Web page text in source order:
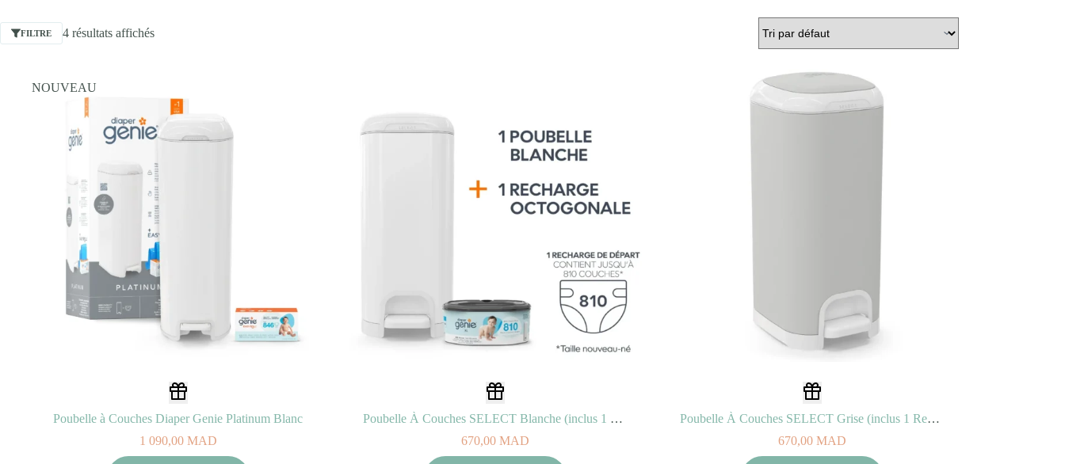
FILTRE 4 résultats affichés
NOUVEAU
Poubelle à Couches Diaper Genie Platinum Blanc
1 090,00MAD
Poubelle À Couches SELECT Blanche (inclus 1 Recharge Jumbo Octo Anti-Odeurs)
670,00MAD
Poubelle À Couches SELECT Grise (inclus 1 Recharge Jumbo Octo Anti-Odeurs)
670,00MAD